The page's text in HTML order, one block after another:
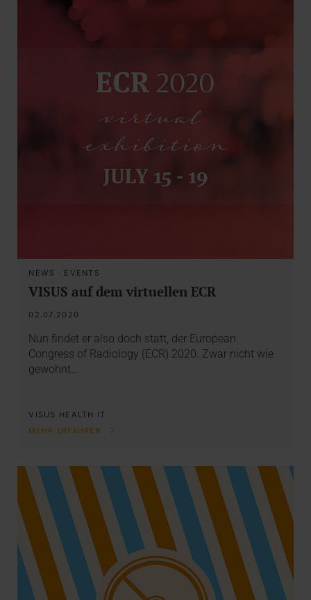
NEWS · EVENTS
VISUS auf dem virtuellen ECR
02.07.2020
Nun findet er also doch statt, der European
Congress of Radiology (ECR) 2020. Zwar nicht wie
gewohnt…
VISUS HEALTH IT
MEHR ERFAHREN